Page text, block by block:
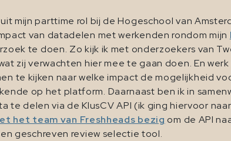
mijn parttime rol bij de Hogeschool van
van datadelen met werkenden rondom mijn
te doen. Zo kijk ik met onderzoekers van
zij verwachten hier mee te gaan doen. En
te kijken naar welke impact de mogelijkheid
op het platform. Daarnaast ben ik in
delen via de KlusCV API (ik ging hiervoor
het team van Freshheads bezig om de API
geschreven review selectie tool.